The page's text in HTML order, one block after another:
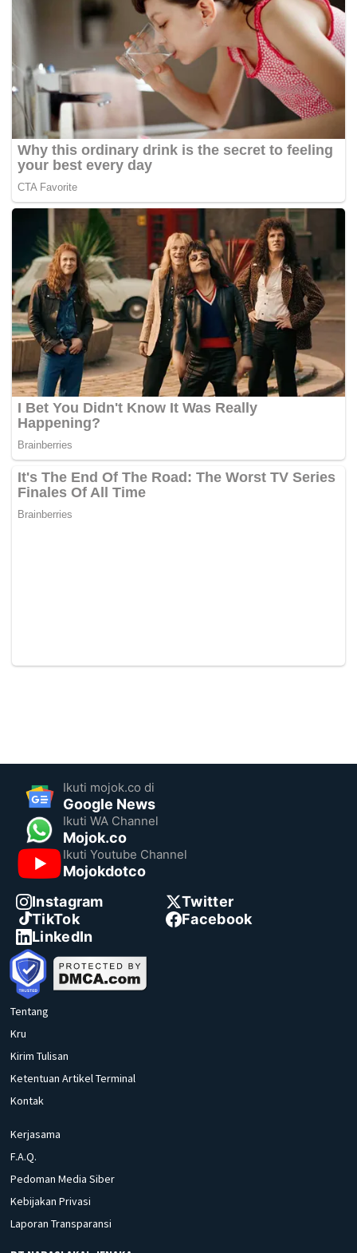
Ikuti mojok.co di
Google News
Ikuti WA Channel
Mojok.co
Ikuti Youtube Channel
Mojokdotco
Instagram
Twitter
TikTok
Facebook
LinkedIn
Tentang
Kru
Kirim Tulisan
Ketentuan Artikel Terminal
Kontak
Kerjasama
F.A.Q.
Pedoman Media Siber
Kebijakan Privasi
Laporan Transparansi